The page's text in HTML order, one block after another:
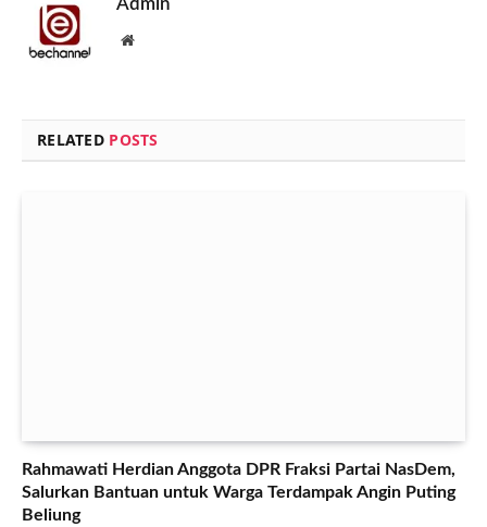
Website
RELATED POSTS
Rahmawati Herdian Anggota DPR Fraksi Partai NasDem,
Salurkan Bantuan untuk Warga Terdampak Angin Puting
Beliung